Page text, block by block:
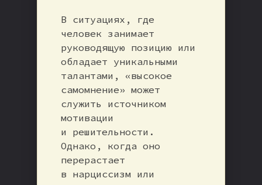
В ситуациях, где
человек занимает
руководящую позицию или
обладает уникальными
талантами, «высокое
самомнение» может
служить источником
мотивации
и решительности.
Однако, когда оно
перерастает
в нарциссизм или